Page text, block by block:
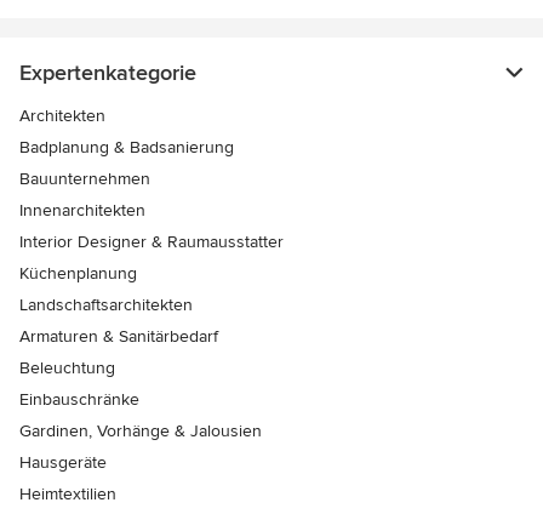
Expertenkategorie
Architekten
Badplanung & Badsanierung
Bauunternehmen
Innenarchitekten
Interior Designer & Raumausstatter
Küchenplanung
Landschaftsarchitekten
Armaturen & Sanitärbedarf
Beleuchtung
Einbauschränke
Gardinen, Vorhänge & Jalousien
Hausgeräte
Heimtextilien